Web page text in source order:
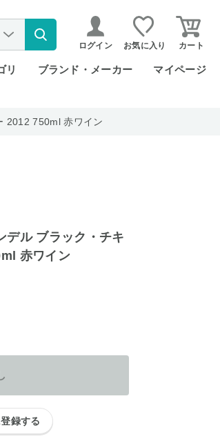
ログイン お気に入り カート
リ ブランド・メーカー マイページ
2012 750ml 赤ワイン
デル ブラック・チキ
赤ワイン
録する